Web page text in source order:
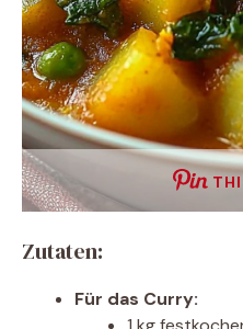
Zutaten:
Für das Curry: